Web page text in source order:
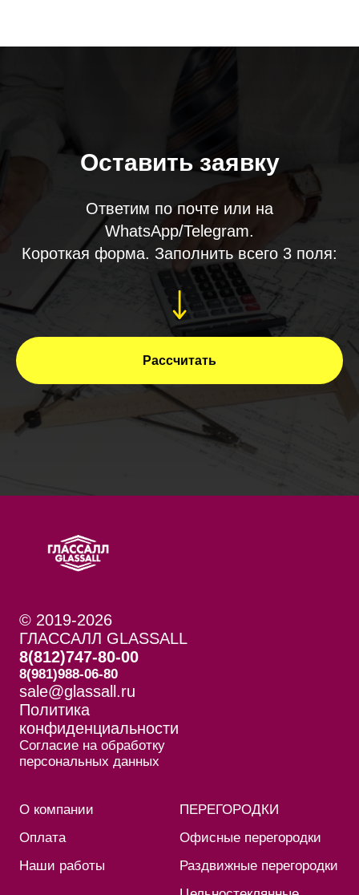
Оставить заявку
Ответим по почте или на
WhatsApp/Telegram.
Короткая форма. Заполнить всего 3 поля:
Рассчитать
© 2019-2026
ГЛАССАЛЛ GLASSALL
8(812)747-80-00
8(981)988-06-80
sale@glassall.ru
Политика
конфиденциальности
Согласие на обработку
персональных данных
О компании
Оплата
Наши работы
ПЕРЕГОРОДКИ
Офисные перегородки
Раздвижные перегородки